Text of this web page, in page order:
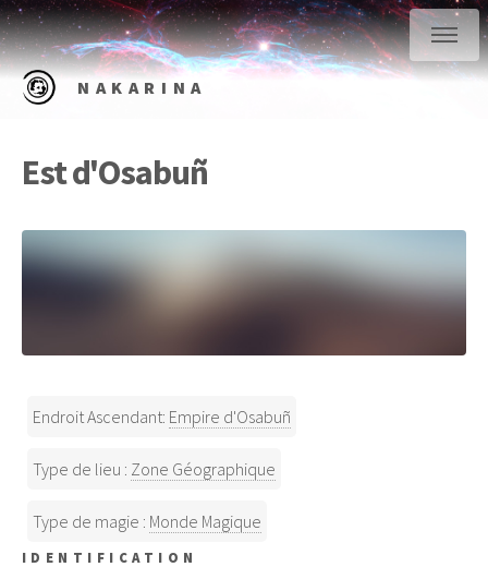
NAKARINA
Est d'Osabuñ
Endroit Ascendant: Empire d'Osabuñ
Type de lieu : Zone Géographique
Type de magie : Monde Magique
IDENTIFICATION